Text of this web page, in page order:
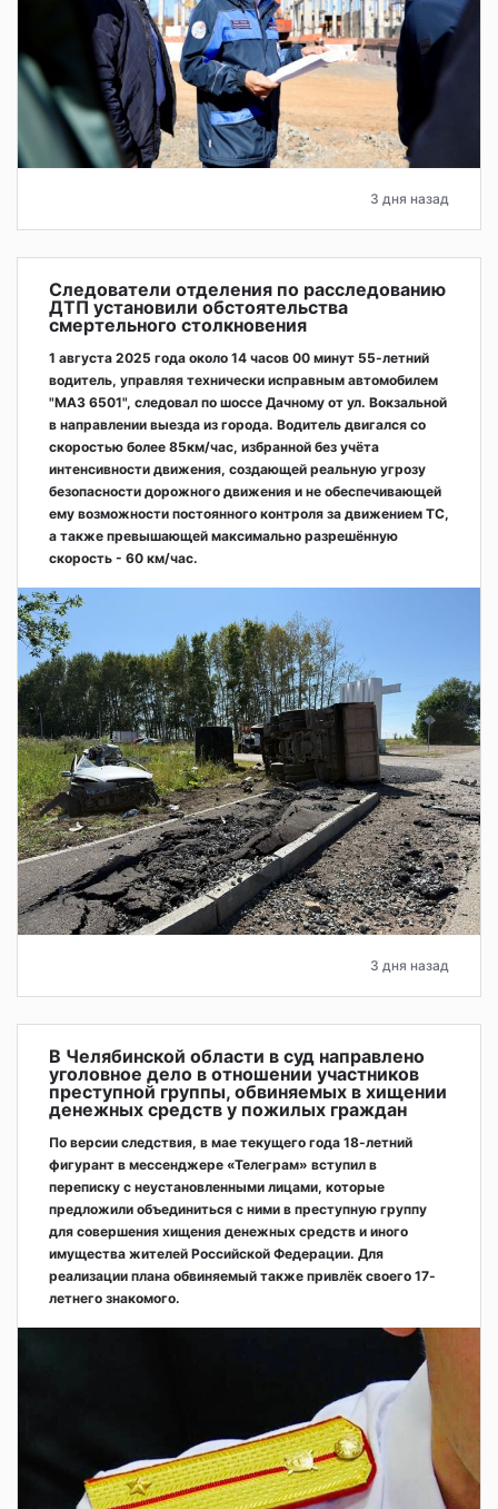
3 дня назад
Следователи отделения по расследованию
ДТП установили обстоятельства
смертельного столкновения
1 августа 2025 года около 14 часов 00 минут 55-летний
водитель, управляя технически исправным автомобилем
"МАЗ 6501", следовал по шоссе Дачному от ул. Вокзальной
в направлении выезда из города. Водитель двигался со
скоростью более 85км/час, избранной без учёта
интенсивности движения, создающей реальную угрозу
безопасности дорожного движения и не обеспечивающей
ему возможности постоянного контроля за движением ТС,
а также превышающей максимально разрешённую
скорость - 60 км/час.
3 дня назад
В Челябинской области в суд направлено
уголовное дело в отношении участников
преступной группы, обвиняемых в хищении
денежных средств у пожилых граждан
По версии следствия, в мае текущего года 18-летний
фигурант в мессенджере «Телеграм» вступил в
переписку с неустановленными лицами, которые
предложили объединиться с ними в преступную группу
для совершения хищения денежных средств и иного
имущества жителей Российской Федерации. Для
реализации плана обвиняемый также привлёк своего 17-
летнего знакомого.